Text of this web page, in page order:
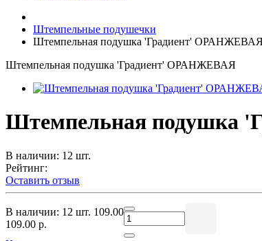
Штемпельные подушечки
Штемпельная подушка 'Градиент'
Штемпельная подушка 'Градиент' ОРАНЖЕВАЯ
Штемпельная подушка
В наличии: 12 шт.
Рейтинг:
Оставить отзыв
В наличии: 12 шт. 109.00
109.00 р.